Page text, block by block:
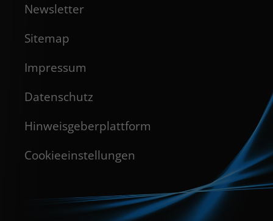
Newsletter
Sitemap
Impressum
Datenschutz
Hinweisgeberplattform
Cookieeinstellungen